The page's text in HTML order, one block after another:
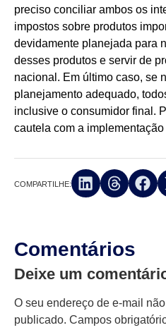
preciso conciliar ambos os
impostos sobre produtos
devidamente planejada para
desses produtos e servir de
nacional. Em último caso, se
planejamento adequado,
inclusive o consumidor final.
cautela com a
COMPARTILHE:
Comentários
Deixe um
O seu endereço de e-mail
publicado. Campos